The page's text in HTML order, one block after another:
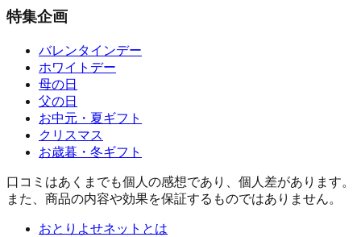
特集企画
バレンタインデー
ホワイトデー
母の日
父の日
お中元・夏ギフト
クリスマス
お歳暮・冬ギフト
口コミはあくまでも個人の感想であり、個人差があります。
また、商品の内容や効果を保証するものではありません。
おとりよせネットとは